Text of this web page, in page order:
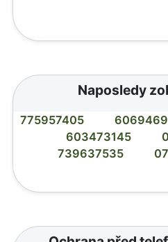
Naposledy
775957405
603473145
739637535